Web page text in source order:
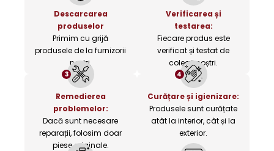
Descarcarea
produselor
Primim cu grijă
produsele de la furnizorii
noștri.
Verificarea și
testarea:
Fiecare produs este
verificat și testat de
colegii noștri.
3
Remedierea
problemelor:
Dacă sunt necesare
reparații, folosim doar
piese originale.
4
Curățare și igienizare:
Produsele sunt curățate
atât la interior, cât și la
exterior.